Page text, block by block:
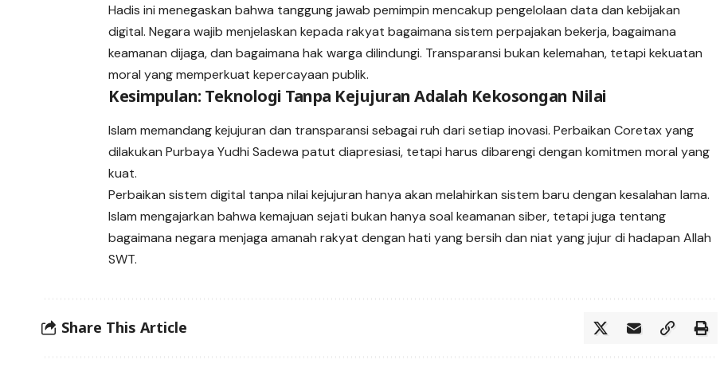
Hadis ini menegaskan bahwa tanggung jawab pemimpin mencakup pengelolaan data dan kebijakan
digital. Negara wajib menjelaskan kepada rakyat bagaimana sistem perpajakan bekerja, bagaimana
keamanan dijaga, dan bagaimana hak warga dilindungi. Transparansi bukan kelemahan, tetapi kekuatan
moral yang memperkuat kepercayaan publik.
Kesimpulan: Teknologi Tanpa Kejujuran Adalah Kekosongan Nilai
Islam memandang kejujuran dan transparansi sebagai ruh dari setiap inovasi. Perbaikan Coretax yang
dilakukan Purbaya Yudhi Sadewa patut diapresiasi, tetapi harus dibarengi dengan komitmen moral yang
kuat.
Perbaikan sistem digital tanpa nilai kejujuran hanya akan melahirkan sistem baru dengan kesalahan lama.
Islam mengajarkan bahwa kemajuan sejati bukan hanya soal keamanan siber, tetapi juga tentang
bagaimana negara menjaga amanah rakyat dengan hati yang bersih dan niat yang jujur di hadapan Allah
SWT.
Share This Article